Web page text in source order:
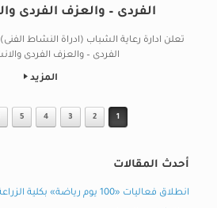
الفردى – والعزف الفردى
تعلن ادارة رعاية الشباب (ادراة النشاط
الفردى – والعزف الفردى
المزيد
1
2
3
4
5
أحدث المقالات
انطلاق فعاليات «100 يوم رياضة» بكلية الزراعة بجامعة قنا